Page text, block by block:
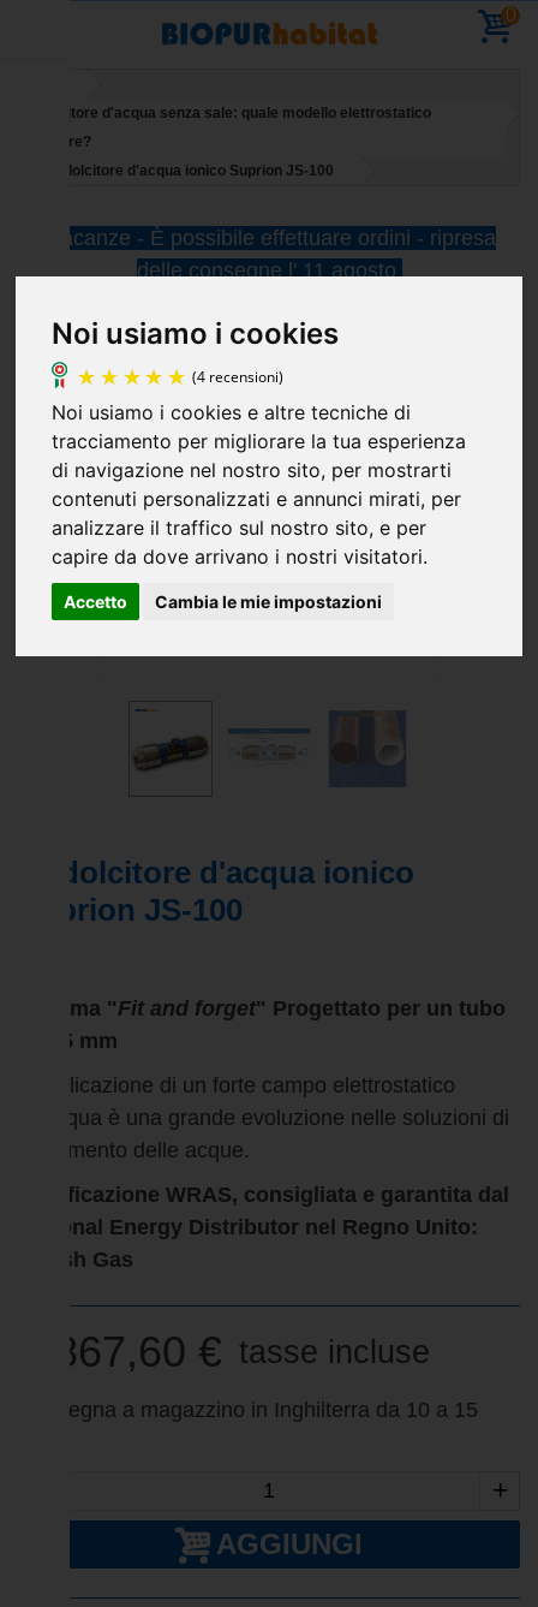
Noi usiamo i cookies
(4 recensioni)
Noi usiamo i cookies e altre tecniche di
tracciamento per migliorare la tua esperienza
di navigazione nel nostro sito, per mostrarti
contenuti personalizzati e annunci mirati, per
analizzare il traffico sul nostro sito, e per
capire da dove arrivano i nostri visitatori.
Accetto Cambia le mie impostazioni
0
Addolcitore d'acqua senza sale: quale modello elettrostatico
scegliere?
Addolcitore d'acqua ionico Suprion JS-100
Vacanze - È possibile effettuare ordini - ripresa
delle consegne l' 11 agosto
Addolcitore d'acqua ionico
Suprion JS-100
Sistema "Fit and forget" Progettato per un tubo
da 25 mm
L'applicazione di un forte campo elettrostatico
all'acqua è una grande evoluzione nelle soluzioni di
trattamento delle acque.
Certificazione WRAS, consigliata e garantita dal
National Energy Distributor nel Regno Unito:
British Gas
1 867,60 € tasse incluse
Consegna a magazzino in Inghilterra da 10 a 15
+
AGGIUNGI